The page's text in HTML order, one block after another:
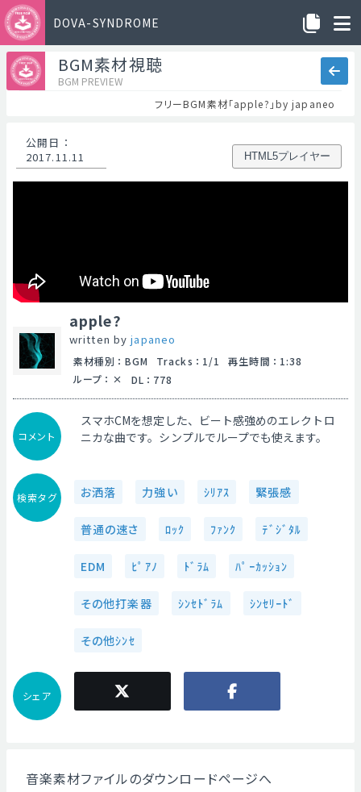
DOVA-SYNDROME
BGM素材視聴
BGM PREVIEW
フリーBGM素材「apple?」by japaneo
公開日 ：
2017.11.11
HTML5プレイヤー
apple?
written byjapaneo
素材種別 ： BGM Tracks ： 1/1 再生時間 ： 1:38
ループ ： DL ： 778
コメント
スマホCMを想定した、ビート感強めのエレクトロ
ニカな曲です。シンプルでループでも使えます。
検索タグ お洒落 力強い ｼﾘｱｽ 緊張感
普通の速さ ﾛｯｸ ﾌｧﾝｸ ﾃﾞｼﾞﾀﾙ
EDM ﾋﾟｱﾉ ﾄﾞﾗﾑ ﾊﾟｰｶｯｼｮﾝ
その他打楽器 ｼﾝｾﾄﾞﾗﾑ ｼﾝｾﾘｰﾄﾞ
その他ｼﾝｾ
シェア
音楽素材ファイルのダウンロードページへ